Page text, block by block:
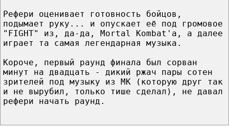
Рефери оценивает готовность бойцов,
подымает руку... и опускает её под громовое
"FIGHT" из, да-да, Mortal Kombat'а, а далее
играет та самая легендарная музыка.
Короче, первый раунд финала был сорван
минут на двадцать - дикий ржач пары сотен
зрителей под музыку из МК (которую друг так
и не вырубил, только тише сделал), не давал
рефери начать раунд.